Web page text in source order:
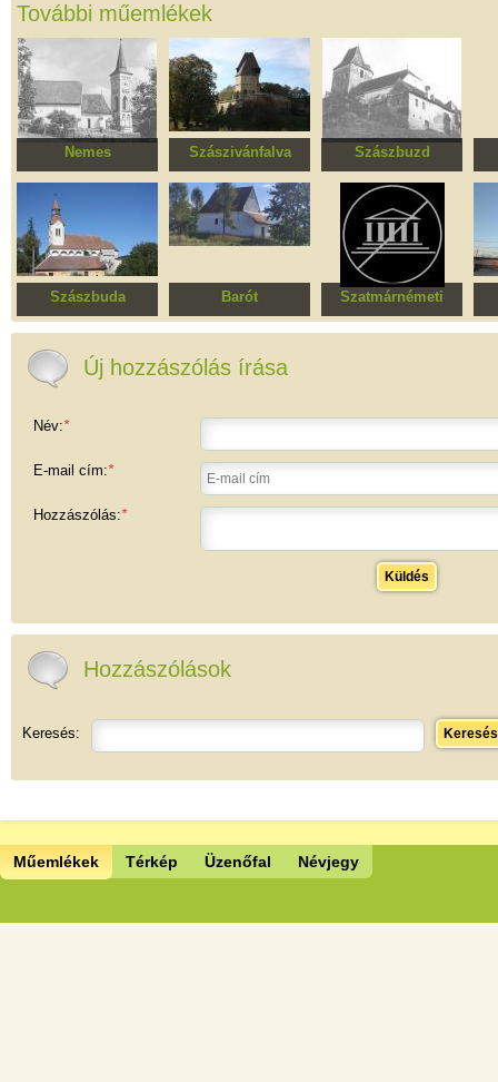
További műemlékek
Nemes
Erődített evangélikus
templomegyüttes
Szászivánfalva
Erődített evangélikus
templomegyüttes
Szászbuzd
Erődített evangélikus
templomegyüttes
Szászbuda
Erődített evangélikus
Barót
Római katolikus
Szatmárnémeti
Zsinagóga
Új hozzászólás írása
Név:*
E-mail cím:*
Hozzászólás:*
Küldés
Hozzászólások
Keresés: Keresés
Műemlékek Térkép Üzenőfal Névjegy